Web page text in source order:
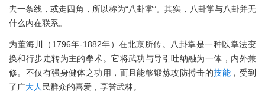
去一条线，或走四角，所以称为“八卦掌”。其实，八卦掌与八卦并无
什么内在联系。
为董海川（1796年-1882年）在北京所传。八卦掌是一种以掌法变
换和行步走转为主的拳术。它将武功与导引吐纳融为一体，内外兼
修。不仅有强身健体之功用，而且能够锻炼攻防搏击的技能 ，受到
了广大人 民群众的喜爱，享誉武林。